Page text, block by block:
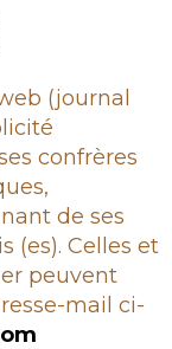
(journal
confrères
de ses
(es). Celles et
peuvent
mail ci-